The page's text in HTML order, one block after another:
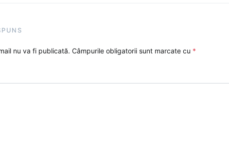
nu va fi publicată. Câmpurile obligatorii sunt marcate cu *